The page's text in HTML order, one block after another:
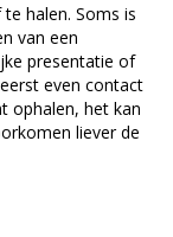
halen. Soms is
van een
presentatie of
even contact
ophalen, het kan
liever de